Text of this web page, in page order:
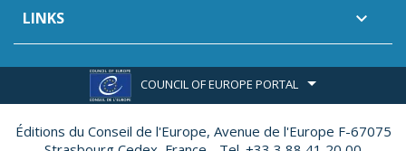
LINKS 
COUNCIL OF EUROPE PORTAL
Éditions du Conseil de l'Europe, Avenue de l'Europe F-67075